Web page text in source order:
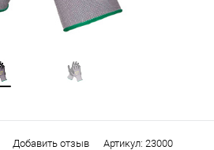
Добавить отзыв Артикул: 23000